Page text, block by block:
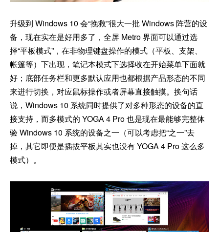
升级到 Windows 10 会“挽救”很大一批 Windows 阵营的设
备，现在实在是好用多了，全屏 Metro 界面可以通过选
择“平板模式”，在非物理键盘操作的模式（平板、支架、
帐篷等）下出现，笔记本模式下选择收在开始菜单下面就
好；底部任务栏和更多默认应用也都根据产品形态的不同
来进行切换，对应鼠标操作或者屏幕直接触摸。换句话
说，Windows 10 系统同时提供了对多种形态的设备的直
接支持，而多模式的 YOGA 4 Pro 也是现在最能够完整体
验 Windows 10 系统的设备之一（可以考虑把“之一”去
掉，其它即便是插拔平板其实也没有 YOGA 4 Pro 这么多
模式）。